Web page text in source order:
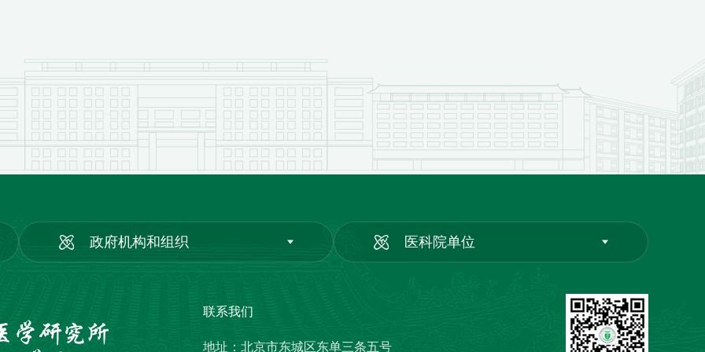
政府机构和组织 医科院单位
联系我们
地址：北京市东城区东单三条五号